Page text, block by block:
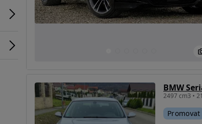
BMW
2497 cm3 •
Promovat